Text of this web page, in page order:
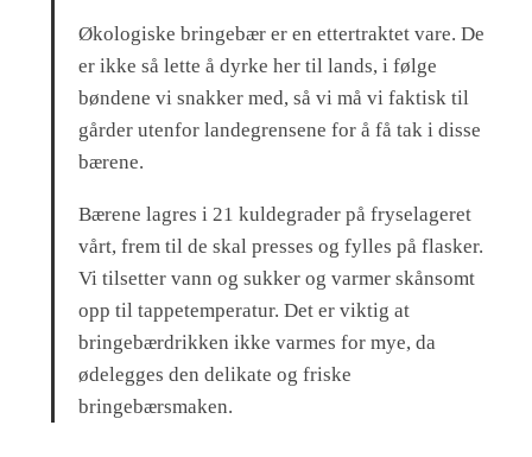
Økologiske bringebær er en ettertraktet vare. De
er ikke så lette å dyrke her til lands, i følge
bøndene vi snakker med, så vi må vi faktisk til
gårder utenfor landegrensene for å få tak i disse
bærene.
Bærene lagres i 21 kuldegrader på fryselageret
vårt, frem til de skal presses og fylles på flasker.
Vi tilsetter vann og sukker og varmer skånsomt
opp til tappetemperatur. Det er viktig at
bringebærdrikken ikke varmes for mye, da
ødelegges den delikate og friske
bringebærsmaken.